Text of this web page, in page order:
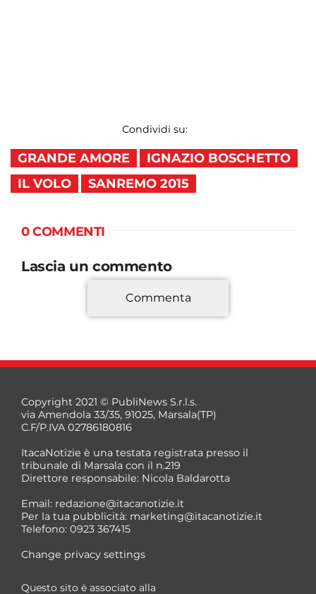
Condividi su:
GRANDE AMORE
IGNAZIO BOSCHETTO
IL VOLO
SANREMO 2015
0 COMMENTI
Lascia un commento
*
*
Commenta
Copyright 2021 © PubliNews S.r.l.s.
via Amendola 33/35, 91025, Marsala(TP)
C.F/P.IVA 02786180816
ItacaNotizie è una testata registrata presso il
tribunale di Marsala con il n.219
Direttore responsabile: Nicola Baldarotta
Email: redazione@itacanotizie.it
Per la tua pubblicità: marketing@itacanotizie.it
Telefono: 0923 367415
Change privacy settings
Questo sito è associato alla